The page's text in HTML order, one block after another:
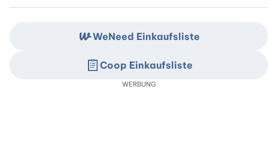
WeNeed Einkaufsliste
Coop Einkaufsliste
WERBUNG